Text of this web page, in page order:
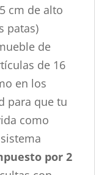
cm de alto
patas)
de
de 16
en los
para que tu
como
por 2